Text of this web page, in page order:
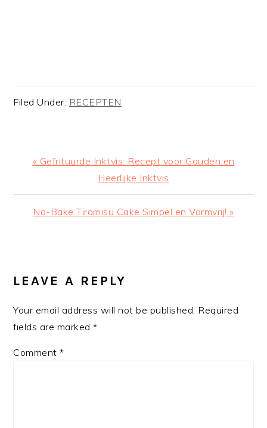
Filed Under: RECEPTEN
Previous
« Gefrituurde Inktvis: Recept voor Gouden en
Heerlijke Inktvis
Next
No-Bake Tiramisu Cake Simpel en Vormvrij! »
INTERACTIONS
LEAVE A REPLY
Your email address will not be published. Required
fields are marked*
Comment*